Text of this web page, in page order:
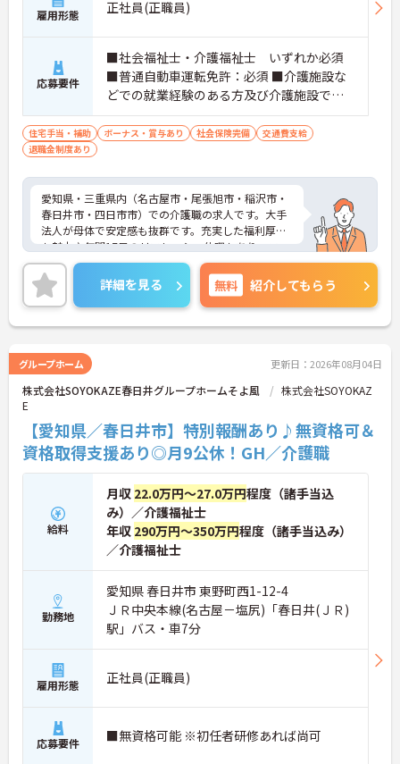
雇用形態 正社員(正職員)
応募要件
■社会福祉士・介護福祉士 いずれか必須
■普通自動車運転免許：必須 ■介護施設な
どでの就業経験のある方及び介護施設での
夜勤経験が有る方
住宅手当・補助 ボーナス・賞与あり 社会保険完備
交通費支給
退職金制度あり
愛知県・三重県内（名古屋市・尾張旭市・稲沢市・
春日井市・四日市市）での介護職の求人です。大手
法人が母体で安定感も抜群です。充実した福利厚生
も魅力♪年間17日のリフレッシュ休暇もあり、ワー
クライフバランスを重視した働き方が叶います。ご
興味のある方には、面接対策ポイントなど、さらに
詳細をお話しいたしますのでお気軽にご相談くださ
い！
詳細を見る 無料 紹介してもらう
グループホーム 更新日：2026年08月04日
株式会社SOYOKAZE春日井グループホームそよ風
株式会社SOYOKAZ
E
【愛知県／春日井市】特別報酬あり♪無資格可＆
資格取得支援あり◎月9公休！GH／介護職
給料
月収 22.0万円～27.0万円程度（諸手当込
み）／介護福祉士
年収 290万円～350万円程度（諸手当込み）
／介護福祉士
勤務地
愛知県 春日井市 東野町西1-12-4
ＪＲ中央本線(名古屋－塩尻)「春日井(ＪＲ)
駅」バス・車7分
雇用形態 正社員(正職員)
応募要件 ■無資格可能 ※初任者研修あれば尚可